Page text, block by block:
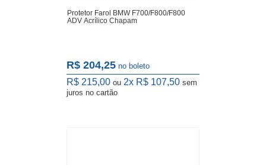
Protetor Farol BMW F700/F800/F800
ADV Acrílico Chapam
R$ 204,25 no boleto
R$ 215,00 ou 2x R$ 107,50 sem
juros no cartão